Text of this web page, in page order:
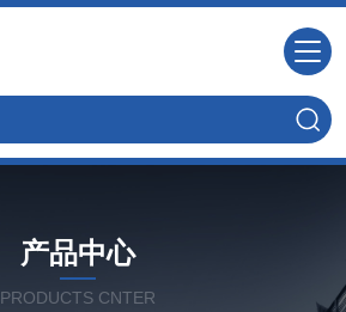
产品中心
PRODUCTS CNTER